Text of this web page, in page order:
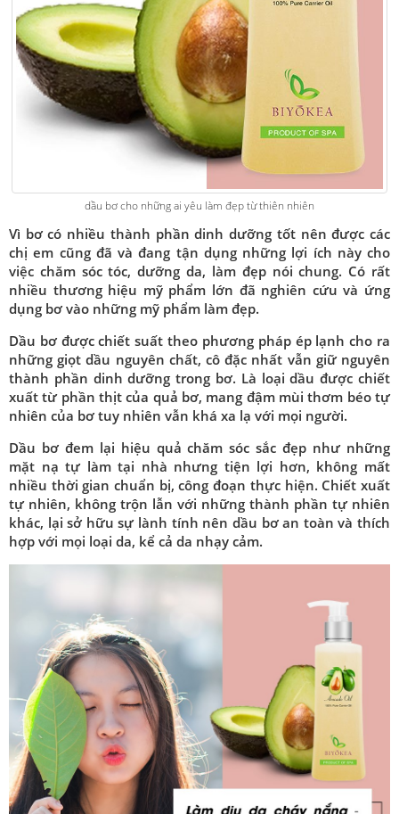
dầu bơ cho những ai yêu làm đẹp từ thiên nhiên
Vì bơ có nhiều thành phần dinh dưỡng tốt nên được các
chị em cũng đã và đang tận dụng những lợi ích này cho
việc chăm sóc tóc, dưỡng da, làm đẹp nói chung. Có rất
nhiều thương hiệu mỹ phẩm lớn đã nghiên cứu và ứng
dụng bơ vào những mỹ phẩm làm đẹp.
Dầu bơ được chiết suất theo phương pháp ép lạnh cho ra
những giọt dầu nguyên chất, cô đặc nhất vẫn giữ nguyên
thành phần dinh dưỡng trong bơ. Là loại dầu được chiết
xuất từ phần thịt của quả bơ, mang đậm mùi thơm béo tự
nhiên của bơ tuy nhiên vẫn khá xa lạ với mọi người.
Dầu bơ đem lại hiệu quả chăm sóc sắc đẹp như những
mặt nạ tự làm tại nhà nhưng tiện lợi hơn, không mất
nhiều thời gian chuẩn bị, công đoạn thực hiện. Chiết xuất
tự nhiên, không trộn lẫn với những thành phần tự nhiên
khác, lại sở hữu sự lành tính nên dầu bơ an toàn và thích
hợp với mọi loại da, kể cả da nhạy cảm.